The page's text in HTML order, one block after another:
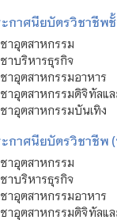
กาศนียบัตรวิชาชีพ
าอุตสาหกรรม
าบริหารธุรกิจ
าอุตสาหกรรมอาหาร
าอุตสาหกรรมดิจิทัลแล
าอุตสาหกรรมบันเทิง
กาศนียบัตรวิชาชีพ
าอุตสาหกรรม
าบริหารธุรกิจ
าอุตสาหกรรมอาหาร
าอุตสาหกรรมดิจิทัลแล